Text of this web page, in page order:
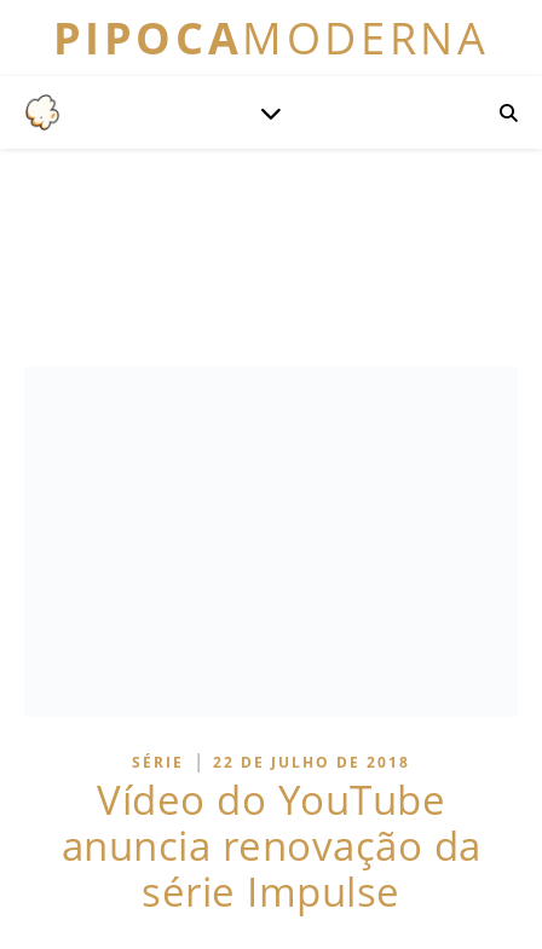
PIPOCAMODERNA
SÉRIE | 22 DE JULHO DE 2018
Vídeo do YouTube
anuncia renovação da
série Impulse